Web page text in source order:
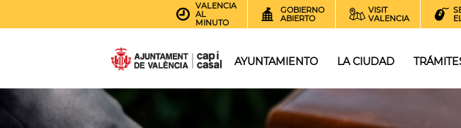
VALENCIA
AL
MINUTO
GOBIERNO
ABIERTO
VISIT
VALENCIA
AYUNTAMIENTO LA CIUDAD